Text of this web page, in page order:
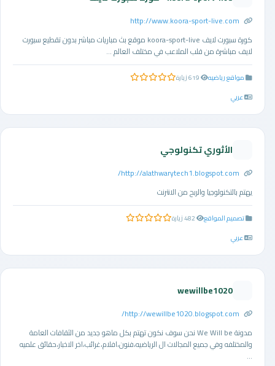
http://www.koora-sport-live.com
كورة سبورت لايف koora-sport-live موقع بث مباريات مباشر بدون تقطيع سبورت
لايف مباشرة من قلب الملاعب في مختلف العالم ...
مواقع رياضيه 0.0 من 5 نجوم
عربي
الأثوري تكنولوجي
http://alathwarytech1.blogspot.com/
يهتم بالتكنولوجيا والربح من الانترنت
تصميم المواقع 0.0 من 5 نجوم
عربي
wewillbe1020
http://wewillbe1020.blogspot.com/
مدونة We Will be نحن سوف نكون تهتم بكل ماهو جديد من الثقافات العامة
والمختلفه وفي جميع المجالات ال الرياضيه،فنون،افلام،غرائب،اخر الاخبار،حقائق علميه
...